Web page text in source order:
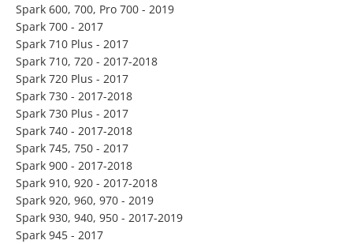
Spark 600, 700, Pro 700 - 2019
Spark 700 - 2017
Spark 710 Plus - 2017
Spark 710, 720 - 2017-2018
Spark 720 Plus - 2017
Spark 730 - 2017-2018
Spark 730 Plus - 2017
Spark 740 - 2017-2018
Spark 745, 750 - 2017
Spark 900 - 2017-2018
Spark 910, 920 - 2017-2018
Spark 920, 960, 970 - 2019
Spark 930, 940, 950 - 2017-2019
Spark 945 - 2017